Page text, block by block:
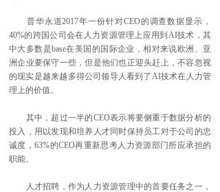
普华永道2017年一份针对CEO的调查数据显示，
40%的跨国公司会在人力资源管理上应用到AI技术，其
中大多数是base在美国的国际企业，相对来说欧洲、亚
洲企业要保守一些，但是他们也正迎头赶上，不容忽视
的现实是越来越多得公司领导人看到了AI技术在人力管
理上的价值。
其中，超过一半的CEO表示将要侧重于数据分析的
投入，用以发现和培养人才同时保持员工对于公司的忠
诚度，63%的CEO再重新思考人力资源部门所应承担的
职能。
人才招聘，作为人力资源管理中的首要任务之一，